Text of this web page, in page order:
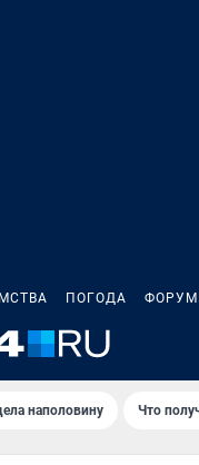
ПОГОДА
наполовину Что